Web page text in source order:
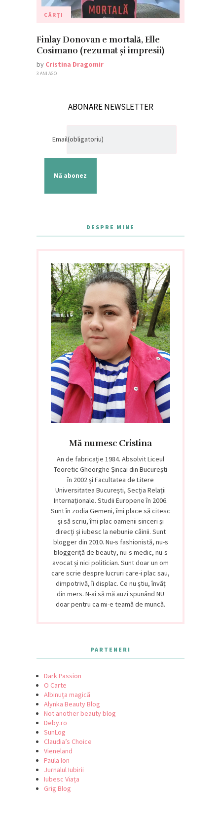
CĂRȚI
Finlay Donovan e mortală, Elle
Cosimano (rezumat și impresii)
by Cristina Dragomir
3 ANI AGO
ABONARE NEWSLETTER
Email(obligatoriu)
Mă abonez
DESPRE MINE
Mă numesc Cristina
An de fabricație 1984. Absolvit Liceul
Teoretic Gheorghe Șincai din București
în 2002 și Facultatea de Litere
Universitatea București, Secția Relații
Internaționale. Studii Europene în 2006.
Sunt în zodia Gemeni, îmi place să citesc
și să scriu, îmi plac oamenii sinceri și
direcți și iubesc la nebunie câinii. Sunt
blogger din 2010. Nu-s fashionistă, nu-s
bloggeriță de beauty, nu-s medic, nu-s
avocat și nici politician. Sunt doar un om
care scrie despre lucruri care-i plac sau,
dimpotrivă, îi displac. Ce nu știu, învăț
din mers. N-ai să mă auzi spunând NU
doar pentru ca mi-e teamă de muncă.
PARTENERI
Dark Passion
O Carte
Albinuța magică
Alynka Beauty Blog
Not another beauty blog
Deby.ro
SunLog
Claudia’s Choice
Vieneland
Paula Ion
Jurnalul Iubirii
Iubesc Viața
Grig Blog